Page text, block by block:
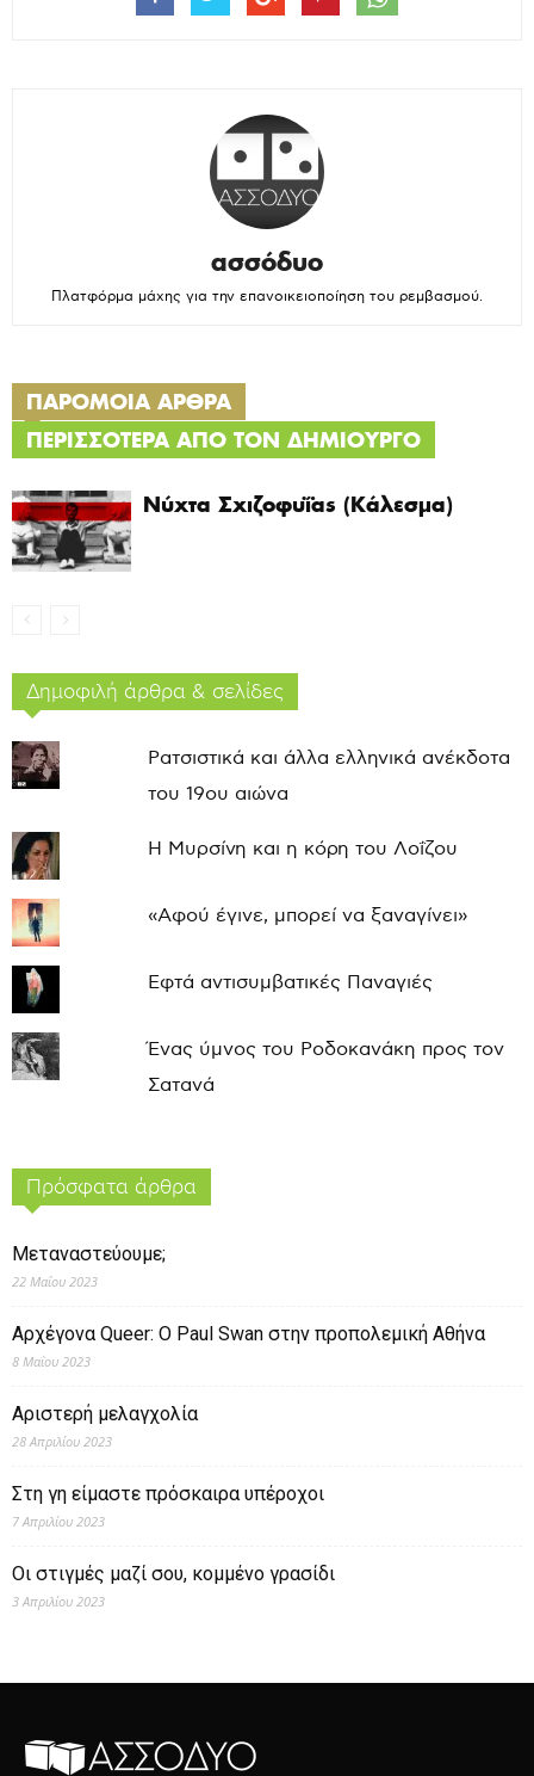
ασσόδυο
Πλατφόρμα μάχης για την επανοικειοποίηση του ρεμβασμού.
ΠΑΡΟΜΟΙΑ ΑΡΘΡΑ
ΠΕΡΙΣΣΟΤΕΡΑ ΑΠΟ ΤΟΝ ΔΗΜΙΟΥΡΓΟ
Νύχτα Σχιζοφυΐας (Κάλεσμα)
Δημοφιλή άρθρα & σελίδες
Ρατσιστικά και άλλα ελληνικά ανέκδοτα
του 19ου αιώνα
Η Μυρσίνη και η κόρη του Λοΐζου
«Αφού έγινε, μπορεί να ξαναγίνει»
Εφτά αντισυμβατικές Παναγιές
Ένας ύμνος του Ροδοκανάκη προς τον
Σατανά
Πρόσφατα άρθρα
Μεταναστεύουμε;
22 Μαΐου 2023
Αρχέγονα Queer: O Paul Swan στην προπολεμική Αθήνα
8 Μαΐου 2023
Αριστερή μελαγχολία
28 Απριλίου 2023
Στη γη είμαστε πρόσκαιρα υπέροχοι
7 Απριλίου 2023
Οι στιγμές μαζί σου, κομμένο γρασίδι
3 Απριλίου 2023